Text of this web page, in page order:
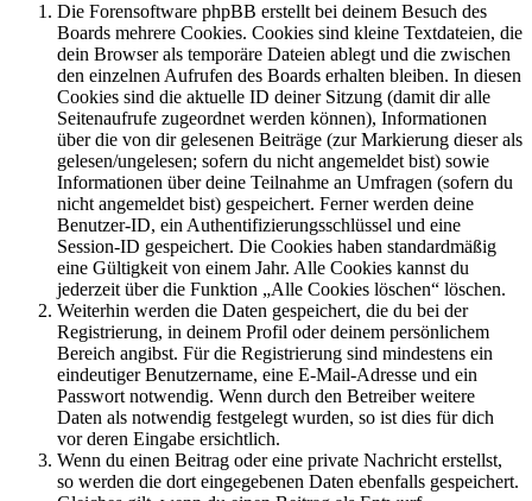
Die Forensoftware phpBB erstellt bei deinem Besuch des
Boards mehrere Cookies. Cookies sind kleine Textdateien, die
dein Browser als temporäre Dateien ablegt und die zwischen
den einzelnen Aufrufen des Boards erhalten bleiben. In diesen
Cookies sind die aktuelle ID deiner Sitzung (damit dir alle
Seitenaufrufe zugeordnet werden können), Informationen
über die von dir gelesenen Beiträge (zur Markierung dieser als
gelesen/ungelesen; sofern du nicht angemeldet bist) sowie
Informationen über deine Teilnahme an Umfragen (sofern du
nicht angemeldet bist) gespeichert. Ferner werden deine
Benutzer-ID, ein Authentifizierungsschlüssel und eine
Session-ID gespeichert. Die Cookies haben standardmäßig
eine Gültigkeit von einem Jahr. Alle Cookies kannst du
jederzeit über die Funktion „Alle Cookies löschen“ löschen.
Weiterhin werden die Daten gespeichert, die du bei der
Registrierung, in deinem Profil oder deinem persönlichem
Bereich angibst. Für die Registrierung sind mindestens ein
eindeutiger Benutzername, eine E-Mail-Adresse und ein
Passwort notwendig. Wenn durch den Betreiber weitere
Daten als notwendig festgelegt wurden, so ist dies für dich
vor deren Eingabe ersichtlich.
Wenn du einen Beitrag oder eine private Nachricht erstellst,
so werden die dort eingegebenen Daten ebenfalls gespeichert.